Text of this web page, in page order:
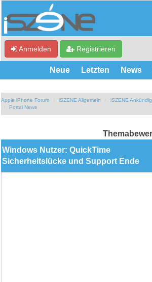
Anmelden Registrieren
Neue Letzten News
Apple iPhone Forum iSZENE Allgemein
iSZENE
Portal News
Windows Nutzer: QuickTime
Sicherheitslücke und Support Ende